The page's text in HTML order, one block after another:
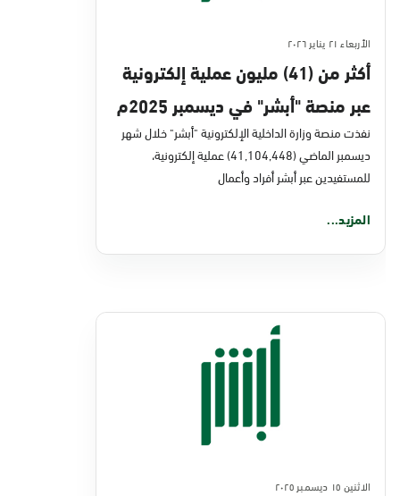
الأربعاء ٢١ يناير ٢٠٢٦
أكثر من (41) مليون عملية إلكترونية
عبر منصة "أبشر" في ديسمبر 2025م
نفذت منصة وزارة الداخلية الإلكترونية "أبشر" خلال شهر
ديسمبر الماضي (41,104,448) عملية إلكترونية،
للمستفيدين عبر أبشر أفراد وأعمال
المزيد...
الاثنين ١٥ ديسمبر ٢٠٢٥